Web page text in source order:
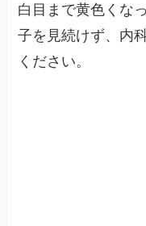
白目まで黄色くな
子を見続けず、内
ください。